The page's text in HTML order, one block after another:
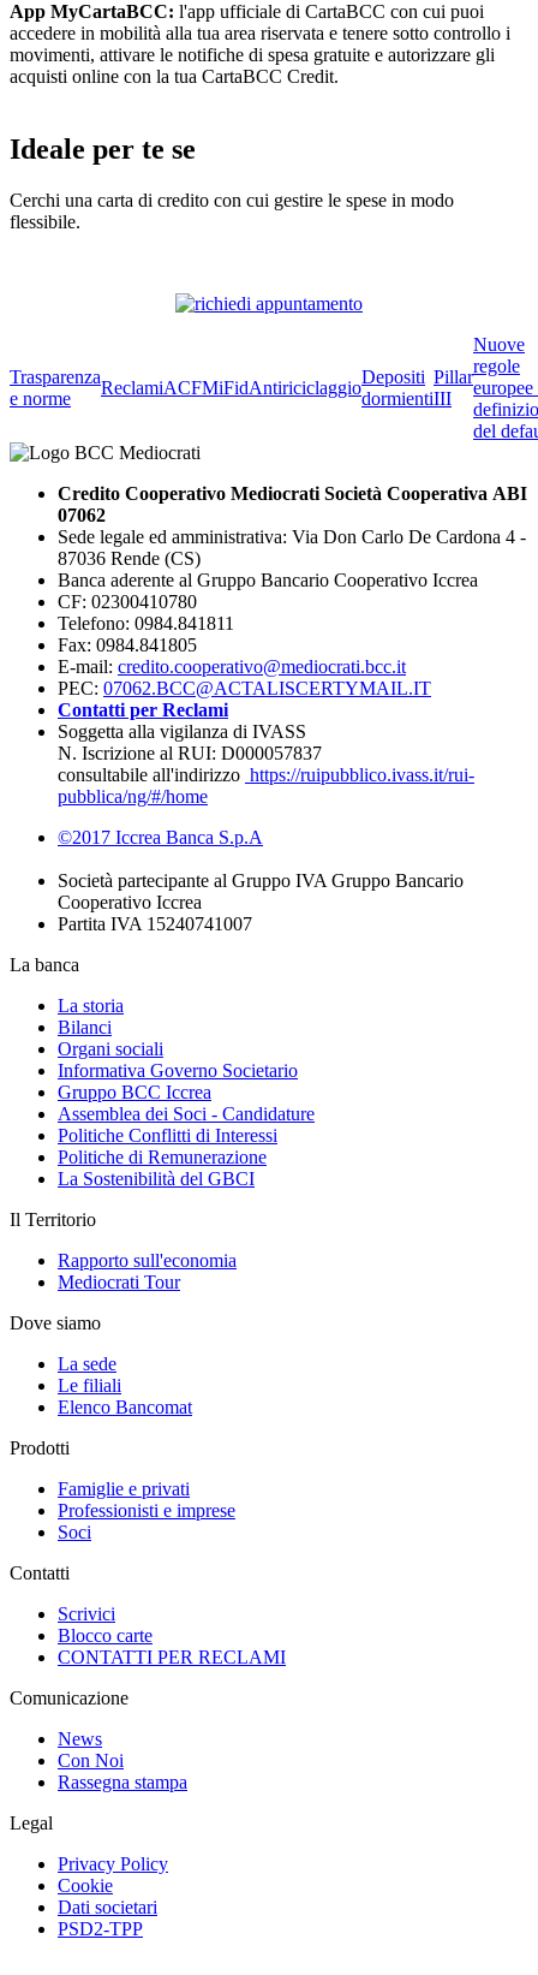
App MyCartaBCC: l'app ufficiale di CartaBCC con cui puoi
accedere in mobilità alla tua area riservata e tenere sotto controllo i
movimenti, attivare le notifiche di spesa gratuite e autorizzare gli
acquisti online con la tua CartaBCC Credit.
Ideale per te se
Cerchi una carta di credito con cui gestire le spese in modo
flessibile.
Trasparenza
e norme
ReclamiACFMiFidAntiriciclaggio
Depositi
dormienti
Pillar
III
Nuove
regole
del
Credito Cooperativo Mediocrati Società Cooperativa ABI
07062
Sede legale ed amministrativa: Via Don Carlo De Cardona 4 -
87036 Rende (CS)
Banca aderente al Gruppo Bancario Cooperativo Iccrea
CF: 02300410780
Telefono: 0984.841811
Fax: 0984.841805
E-mail: credito.cooperativo@mediocrati.bcc.it
PEC: 07062.BCC@ACTALISCERTYMAIL.IT
Contatti per Reclami
Soggetta alla vigilanza di IVASS
N. Iscrizione al RUI: D000057837
consultabile all'indirizzo https://ruipubblico.ivass.it/rui-
pubblica/ng/#/home
©2017 Iccrea Banca S.p.A
Società partecipante al Gruppo IVA Gruppo Bancario
Cooperativo Iccrea
Partita IVA 15240741007
La banca
La storia
Bilanci
Organi sociali
Informativa Governo Societario
Gruppo BCC Iccrea
Assemblea dei Soci - Candidature
Politiche Conflitti di Interessi
Politiche di Remunerazione
La Sostenibilità del GBCI
Il Territorio
Rapporto sull'economia
Mediocrati Tour
Dove siamo
La sede
Le filiali
Elenco Bancomat
Prodotti
Famiglie e privati
Professionisti e imprese
Soci
Contatti
Scrivici
Blocco carte
CONTATTI PER RECLAMI
Comunicazione
News
Con Noi
Rassegna stampa
Legal
Privacy Policy
Cookie
Dati societari
PSD2-TPP